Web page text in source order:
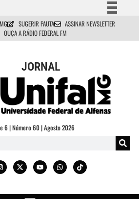
Simplifique!
Comunica BR
Acesso à informação
Legislação
Canais
SUGERIR PAUTA
ASSINAR NEWSLETTER
OUÇA A RÁDIO FEDERAL FM
JORNAL
6 | Número 60 | Agosto 2026